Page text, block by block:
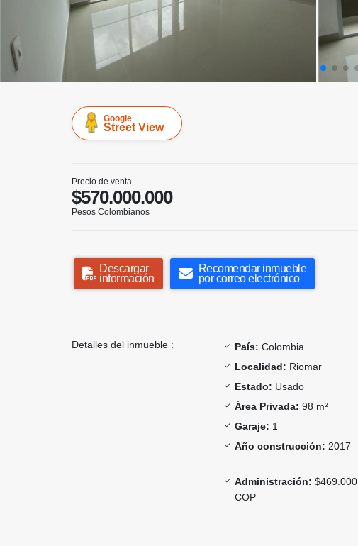
Google
Street View
Precio de venta
$570.000.000
Pesos Colombianos
Descargar
información
Recomendar inmueble
por correo electrónico
Detalles del inmueble : País: Colombia
Localidad: Riomar
Estado: Usado
Área Privada: 98 m²
Garaje: 1
Año construcción: 2017
Administración: $469.000
COP